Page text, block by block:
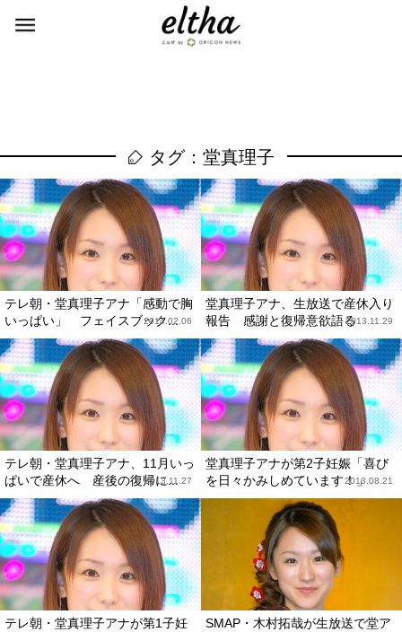
タグ：堂真理子
テレ朝・堂真理子アナ「感動で胸
いっぱい」 フェイスブック...
2014.02.06
堂真理子アナ、生放送で産休入り
報告 感謝と復帰意欲語る2013.11.29
テレ朝・堂真理子アナ、11月いっ
ぱいで産休へ 産後の復帰に...
2013.11.27
堂真理子アナが第2子妊娠「喜び
を日々かみしめています！」2013.08.21
テレ朝・堂真理子アナが第1子妊
SMAP・木村拓哉が生放送で堂ア